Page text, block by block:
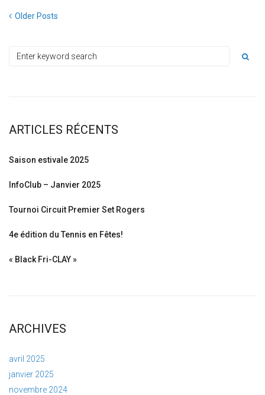
Older Posts
ARTICLES RÉCENTS
Saison estivale 2025
InfoClub – Janvier 2025
Tournoi Circuit Premier Set Rogers
4e édition du Tennis en Fêtes!
« Black Fri-CLAY »
ARCHIVES
avril 2025
janvier 2025
novembre 2024